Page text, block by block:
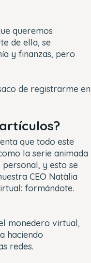
queremos
de ella, se
y finanzas, pero
de registrarme en
que todo este
la serie animada
y esto se
CEO Natàlia
formándote.
monedero virtual,
haciendo
redes.